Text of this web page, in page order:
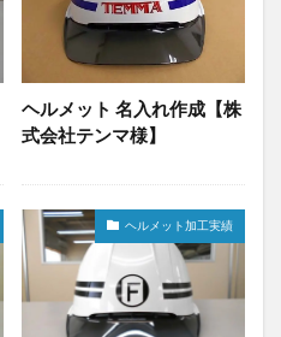
ヘルメット 名入れ作成【株
式会社テンマ様】
ヘルメット加工実績